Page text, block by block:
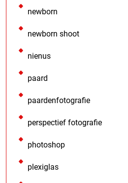
newborn
newborn shoot
nienus
paard
paardenfotografie
perspectief fotografie
photoshop
plexiglas